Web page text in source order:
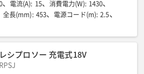
電流(A): 15 消費電力(W): 1430
全長(mm): 453 電源コード(m): 2.5
レシプロソー 充電式18V
RPSJ